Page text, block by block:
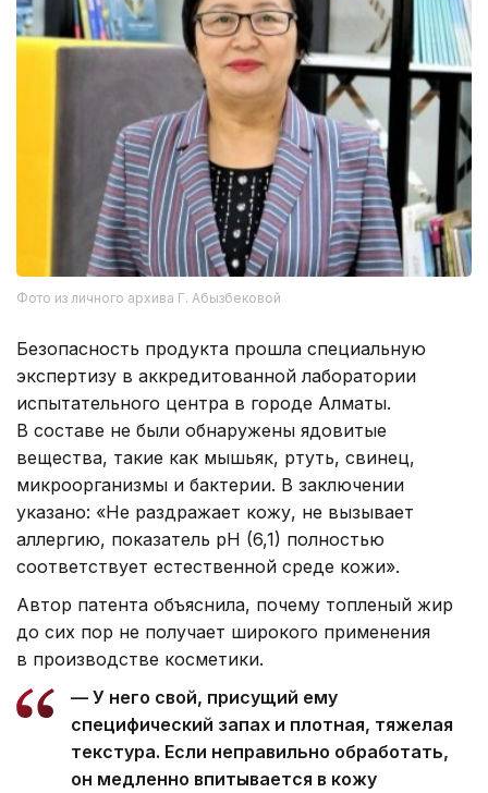
Фото из личного архива Г. Абызбековой
Безопасность продукта прошла специальную
экспертизу в аккредитованной лаборатории
испытательного центра в городе Алматы.
В составе не были обнаружены ядовитые
вещества, такие как мышьяк, ртуть, свинец,
микроорганизмы и бактерии. В заключении
указано: «Не раздражает кожу, не вызывает
аллергию, показатель pH (6,1) полностью
соответствует естественной среде кожи».
Автор патента объяснила, почему топленый жир
до сих пор не получает широкого применения
в производстве косметики.
— У него свой, присущий ему
специфический запах и плотная, тяжелая
текстура. Если неправильно обработать,
он медленно впитывается в кожу